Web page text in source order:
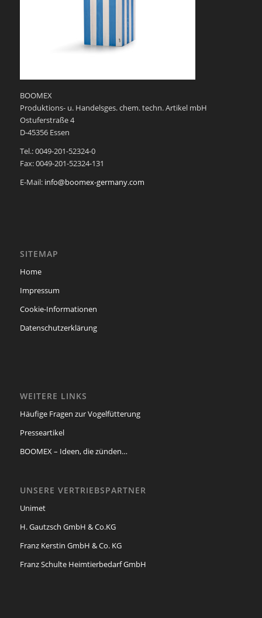
BOOMEX
Produktions- u. Handelsges. chem. techn. Artikel mbH
Ostuferstraße 4
D-45356 Essen
Tel.: 0049-201-52324-0
Fax: 0049-201-52324-131
E-Mail: info@boomex-germany.com
SITEMAP
Home
Impressum
Cookie-Informationen
Datenschutzerklärung
WEITERE LINKS
Häufige Fragen zur Vogelfütterung
Presseartikel
BOOMEX – Ideen, die zünden…
UNSERE VERTRIEBSPARTNER
Unimet
H. Gautzsch GmbH & Co.KG
Franz Kerstin GmbH & Co. KG
Franz Schulte Heimtierbedarf GmbH